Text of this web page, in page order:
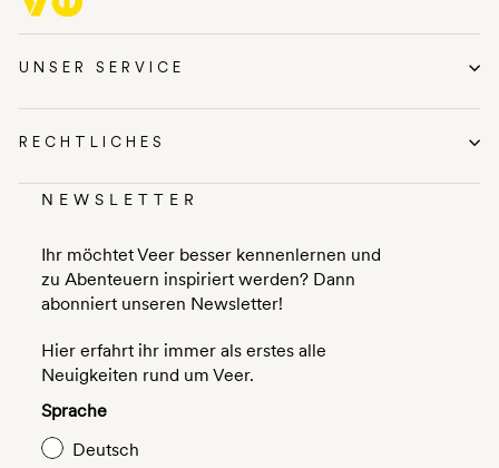
UNSER SERVICE
RECHTLICHES
NEWSLETTER
Ihr möchtet Veer besser kennenlernen und
zu Abenteuern inspiriert werden? Dann
abonniert unseren Newsletter!
Hier erfahrt ihr immer als erstes alle
Neuigkeiten rund um Veer.
Sprache
Deutsch